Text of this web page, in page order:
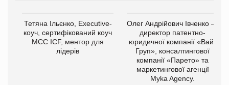
Тетяна Ільєнко, Executive-
коуч, сертифікований коуч
МСС ICF, ментор для
лідерів
Олег Андрійович Івченко —
директор патентно-
юридичної компанії «Вайз
Груп», консалтингової
компанії «Парето» та
маркетингової агенції
Myka Agency.